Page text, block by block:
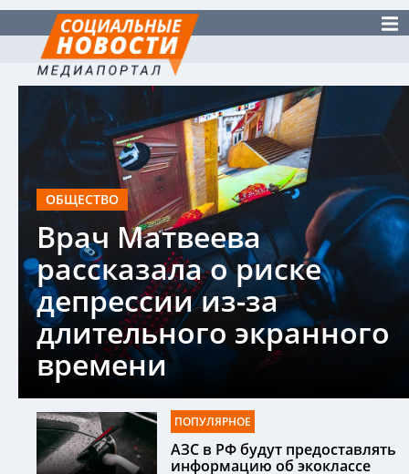
ОБЩЕСТВО
Врач Матвеева
рассказала о риске
депрессии из-за
длительного экранного
времени
ПОПУЛЯРНОЕ
АЗС в РФ будут предоставлять
информацию об экоклассе